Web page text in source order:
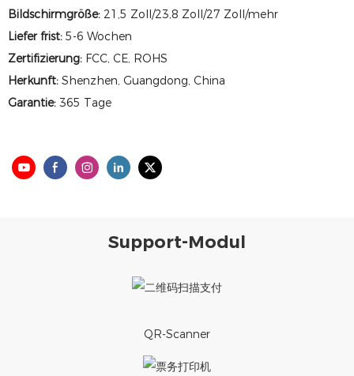
Bildschirmgröße: 21,5 Zoll/23,8 Zoll/27 Zoll/mehr
Liefer frist: 5-6 Wochen
Zertifizierung: FCC, CE, ROHS
Herkunft: Shenzhen, Guangdong, China
Garantie: 365 Tage
Support-Modul
QR-Scanner